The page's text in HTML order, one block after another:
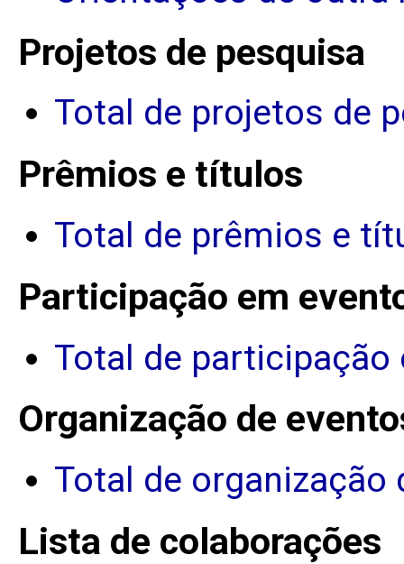
Projetos de pesquisa
Total de projetos de
Prêmios e títulos
Total de prêmios e
Participação em
Total de participação
Organização de
Total de organização
Lista de colaborações